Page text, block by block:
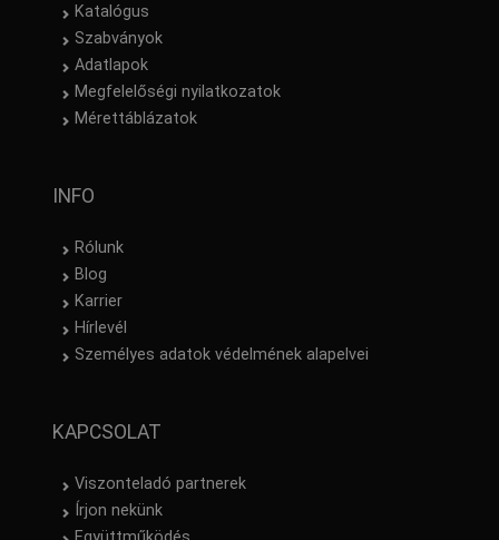
Katalógus
Szabványok
Adatlapok
Megfelelőségi nyilatkozatok
Mérettáblázatok
INFO
Rólunk
Blog
Karrier
Hírlevél
Személyes adatok védelmének alapelvei
KAPCSOLAT
Viszonteladó partnerek
Írjon nekünk